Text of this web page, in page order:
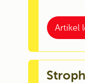
Artikel